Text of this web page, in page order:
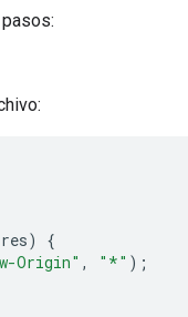
res)
{
Origin" , "*" );